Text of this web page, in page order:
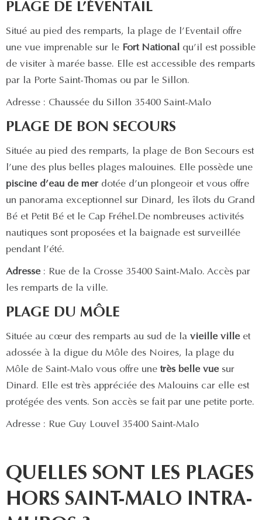
PLAGE DE L’ÉVENTAIL
Situé au pied des remparts, la plage de l’Eventail offre
une vue imprenable sur le Fort National qu’il est possible
de visiter à marée basse. Elle est accessible des remparts
par la Porte Saint-Thomas ou par le Sillon.
Adresse : Chaussée du Sillon 35400 Saint-Malo
PLAGE DE BON SECOURS
Située au pied des remparts, la plage de Bon Secours est
l’une des plus belles plages malouines. Elle possède une
piscine d’eau de mer dotée d’un plongeoir et vous offre
un panorama exceptionnel sur Dinard, les îlots du Grand
Bé et Petit Bé et le Cap Fréhel.De nombreuses activités
nautiques sont proposées et la baignade est surveillée
pendant l’été.
Adresse : Rue de la Crosse 35400 Saint-Malo. Accès par
les remparts de la ville.
PLAGE DU MÔLE
Située au cœur des remparts au sud de la vieille ville et
adossée à la digue du Môle des Noires, la plage du
Môle de Saint-Malo vous offre une très belle vue sur
Dinard. Elle est très appréciée des Malouins car elle est
protégée des vents. Son accès se fait par une petite porte.
Adresse : Rue Guy Louvel 35400 Saint-Malo
QUELLES SONT LES PLAGES
HORS SAINT-MALO INTRA-